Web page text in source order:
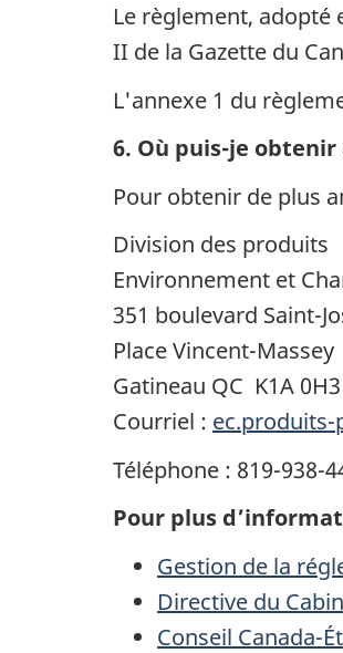
Le règlement, adopté
II de la Gazette du
L'annexe 1 du
6. Où puis-je
Pour obtenir de plus
Division des produits
Environnement et
351 boulevard Saint-
Place Vincent-Massey
Gatineau QC K1A 0H3
Courriel : ec.produits-
Téléphone : 819-938-
Pour plus
Gestion de la
Directive du
Conseil Canada-